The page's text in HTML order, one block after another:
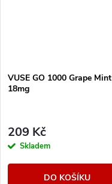
VUSE GO 1000 Grape Mint
18mg
209 Kč
Skladem
DO KOŠÍKU